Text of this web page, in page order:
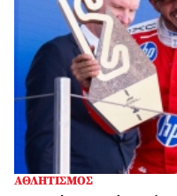
ΑΘΛΗΤΙΣΜΟΣ